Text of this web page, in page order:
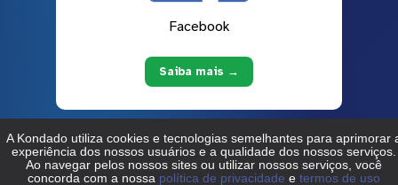
Facebook
Saiba mais →